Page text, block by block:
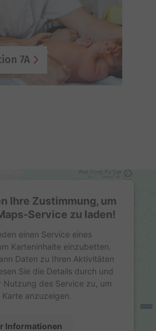
7A
Ihre Zustimmung, um
Service zu laden!
einen Service eines
Karteninhalte einzubetten.
Daten zu Ihren Aktivitäten
Sie die Details durch und
Nutzung des Service zu, um
Karte anzuzeigen.
Informationen